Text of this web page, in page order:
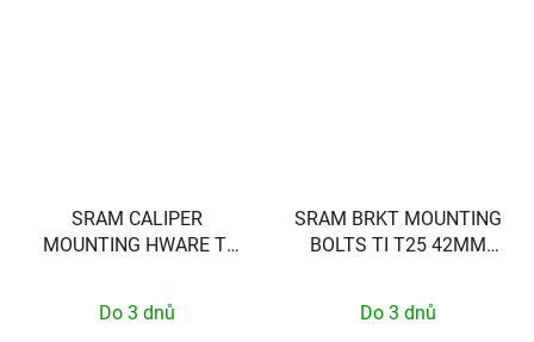
SRAM CALIPER
MOUNTING HWARE TI
Do 3 dnů
SRAM BRKT MOUNTING
BOLTS TI T25 42MM
Do 3 dnů